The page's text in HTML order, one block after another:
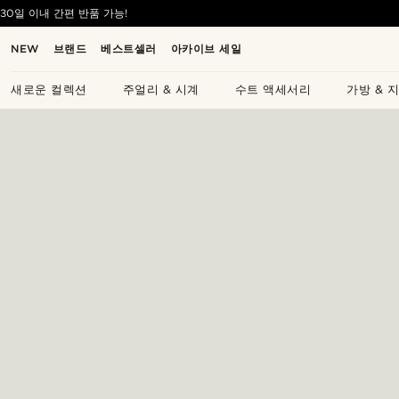
NEW 브랜드 베스트셀러 아카이브 세일
새로운 컬렉션 주얼리 & 시계 수트 액세서리 가방 &
30일 이내 간편 반품 가능!